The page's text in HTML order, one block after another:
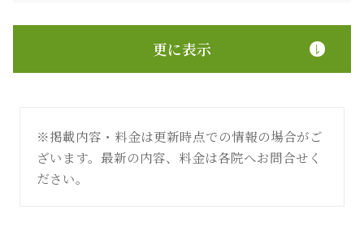
更に表示
※掲載内容・料金は更新時点での情報の場合がご
ざいます。最新の内容、料金は各院へお問合せく
ださい。